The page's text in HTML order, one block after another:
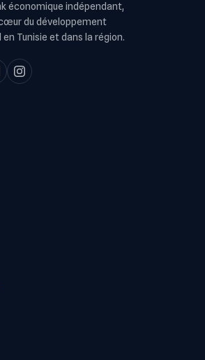
économique indépendant,
du développement
Tunisie et dans la région.